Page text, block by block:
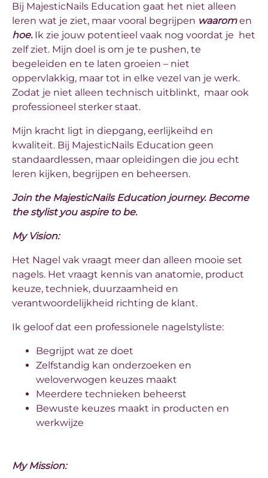
Bij MajesticNails Education gaat het niet alleen
leren wat je ziet, maar vooral begrijpen waaromen
hoe. Ik zie jouw potentieel vaak nog voordat je het
zelf ziet. Mijn doel is om je te pushen, te
begeleiden en te laten groeien – niet
oppervlakkig, maar tot in elke vezel van je werk.
Zodat je niet alleen technisch uitblinkt, maar ook
professioneel sterker staat.
Mijn kracht ligt in diepgang, eerlijkeihd en
kwaliteit. Bij MajesticNails Education geen
standaardlessen, maar opleidingen die jou echt
leren kijken, begrijpen en beheersen.
Join the MajesticNails Education journey. Become
the stylist you aspire to be.
My Vision:
Het Nagel vak vraagt meer dan alleen mooie set
nagels. Het vraagt kennis van anatomie, product
keuze, techniek, duurzaamheid en
verantwoordelijkheid richting de klant.
Ik geloof dat een professionele nagelstyliste:
Begrijpt wat ze doet
Zelfstandig kan onderzoeken en
weloverwogen keuzes maakt
Meerdere technieken beheerst
Bewuste keuzes maakt in producten en
werkwijze
My Mission: